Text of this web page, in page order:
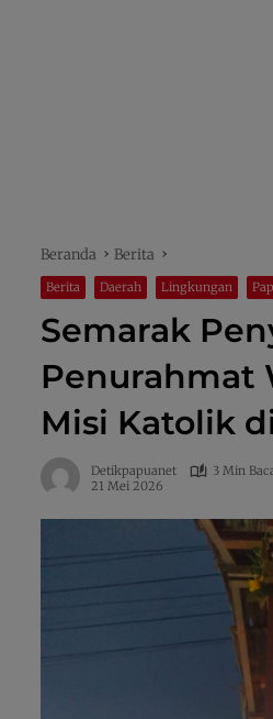
Beranda Berita
Berita Daerah Lingkungan
Semarak
Penurahmat
Misi Katolik
Detikpapuanet
3 Min
21 Mei 2026